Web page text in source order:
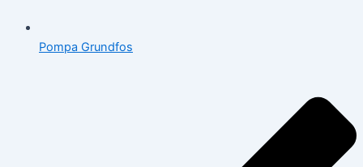
Pompa Grundfos